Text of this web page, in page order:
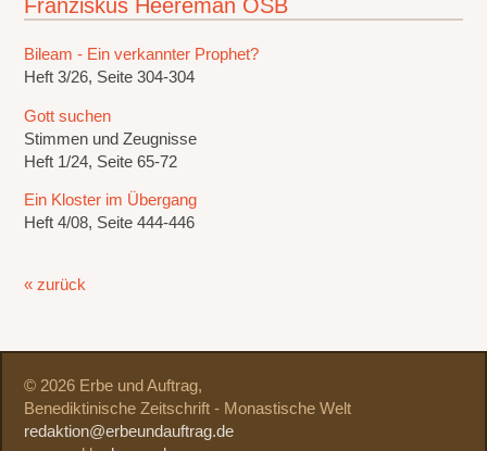
Bileam - Ein verkannter Prophet?
Heft 3/26, Seite 304-304
Gott suchen
Stimmen und Zeugnisse
Heft 1/24, Seite 65-72
Ein Kloster im Übergang
Heft 4/08, Seite 444-446
« zurück
© 2026 Erbe und Auftrag,
Benediktinische Zeitschrift - Monastische Welt
redaktion@erbeundauftrag.de